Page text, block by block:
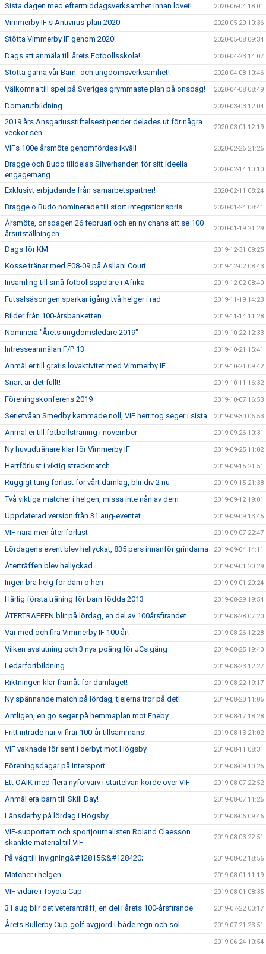
Sista dagen med eftermiddagsverksamhet innan lovet! 2020-06-04 18:01
Vimmerby IF:s Antivirus-plan 2020 2020-05-20 10:36
Stötta Vimmerby IF genom 2020! 2020-05-08 09:34
Dags att anmäla till årets Fotbollsskola! 2020-04-23 14:07
Stötta gärna vår Barn- och ungdomsverksamhet! 2020-04-08 10:46
Välkomna till spel på Sveriges grymmaste plan på onsdag! 2020-04-08 08:49
Domarutbildning 2020-03-03 12:04
2019 års Ansgariusstiftelsestipender delades ut för några
veckor sen
2020-03-01 12:19
VIFs 100e årsmöte genomfördes ikväll 2020-02-26 21:26
Bragge och Budo tilldelas Silverhanden för sitt ideella
engagemang
2020-02-14 10:10
Exklusivt erbjudande från samarbetspartner! 2020-02-11 08:24
Bragge o Budo nominerade till stort integrationspris 2020-01-24 08:41
Årsmöte, onsdagen 26 februari och en ny chans att se 100
årsutställningen
2020-01-19 21:29
Dags för KM 2019-12-31 09:25
Kosse tränar med F08-09 på Asllani Court 2019-12-02 08:43
Insamling till små fotbollsspelare i Afrika 2019-12-02 08:40
Futsalsäsongen sparkar igång två helger i rad 2019-11-19 14:23
Bilder från 100-årsbanketten 2019-11-14 11:28
Nominera "Årets ungdomsledare 2019" 2019-10-22 12:33
Intresseanmälan F/P 13 2019-10-21 15:41
Anmäl er till gratis lovaktivitet med Vimmerby IF 2019-10-21 09:42
Snart är det fullt! 2019-10-11 16:32
Föreningskonferens 2019 2019-10-07 16:53
Serietvåan Smedby kammade noll, VIF herr tog seger i sista 2019-09-30 06:53
Anmäl er till fotbollsträning i november 2019-09-26 10:31
Ny huvudtränare klar för Vimmerby IF 2019-09-25 11:02
Herrförlust i viktig streckmatch 2019-09-15 21:51
Ruggigt tung förlust för vårt damlag, blir div 2 nu 2019-09-15 21:38
Två viktiga matcher i helgen, missa inte nån av dem 2019-09-12 19:01
Uppdaterad version från 31 aug-eventet 2019-09-09 13:45
VIF nära men åter förlust 2019-09-07 22:47
Lördagens event blev hellyckat, 835 pers innanför grindarna 2019-09-04 14:11
Återträffen blev hellyckad 2019-09-01 20:29
Ingen bra helg för dam o herr 2019-09-01 20:24
Härlig första träning för barn födda 2013 2019-08-29 19:54
ÅTERTRÄFFEN blir på lördag, en del av 100årsfirandet 2019-08-28 07:20
Var med och fira Vimmerby IF 100 år! 2019-08-26 12:28
Vilken avslutning och 3 nya poäng för JCs gäng 2019-08-25 19:40
Ledarfortbildning 2019-08-23 12:27
Riktningen klar framåt för damlaget! 2019-08-22 19:17
Ny spännande match på lördag, tjejerna tror på det! 2019-08-20 11:06
Äntligen, en go seger på hemmaplan mot Eneby 2019-08-17 18:28
Fritt inträde när vi firar 100-år tillsammans! 2019-08-13 21:02
VIF vaknade för sent i derbyt mot Högsby 2019-08-11 08:31
Föreningsdagar på Intersport 2019-08-09 10:25
Ett OAIK med flera nyförvärv i startelvan körde över VIF 2019-08-07 22:52
Anmäl era barn till Skill Day! 2019-08-07 11:26
Länsderby på lördag i Högsby 2019-08-06 09:46
VIF-supportern och sportjournalisten Roland Claesson
skänkte material till VIF
2019-08-03 22:51
På väg till invigning&#128155;&#128420; 2019-08-02 18:56
Matcher i helgen 2019-08-01 11:19
VIF vidare i Toyota Cup 2019-08-01 08:35
31 aug blir det veteranträff, en del i årets 100-årsfirande 2019-07-22 00:17
Årets Bullerby Cup-golf avgjord i både regn och sol 2019-07-21 23:51
2019-06-24 10:54